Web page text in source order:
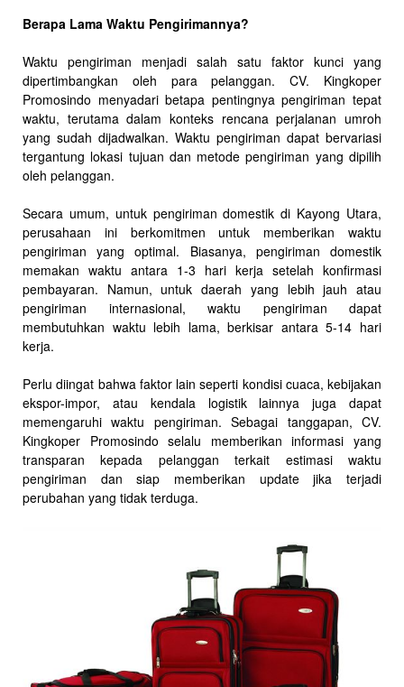
Berapa Lama Waktu Pengirimannya?
Waktu pengiriman menjadi salah satu faktor kunci yang
dipertimbangkan oleh para pelanggan. CV. Kingkoper
Promosindo menyadari betapa pentingnya pengiriman tepat
waktu, terutama dalam konteks rencana perjalanan umroh
yang sudah dijadwalkan. Waktu pengiriman dapat bervariasi
tergantung lokasi tujuan dan metode pengiriman yang dipilih
oleh pelanggan.
Secara umum, untuk pengiriman domestik di Kayong Utara,
perusahaan ini berkomitmen untuk memberikan waktu
pengiriman yang optimal. Biasanya, pengiriman domestik
memakan waktu antara 1-3 hari kerja setelah konfirmasi
pembayaran. Namun, untuk daerah yang lebih jauh atau
pengiriman internasional, waktu pengiriman dapat
membutuhkan waktu lebih lama, berkisar antara 5-14 hari
kerja.
Perlu diingat bahwa faktor lain seperti kondisi cuaca, kebijakan
ekspor-impor, atau kendala logistik lainnya juga dapat
memengaruhi waktu pengiriman. Sebagai tanggapan, CV.
Kingkoper Promosindo selalu memberikan informasi yang
transparan kepada pelanggan terkait estimasi waktu
pengiriman dan siap memberikan update jika terjadi
perubahan yang tidak terduga.